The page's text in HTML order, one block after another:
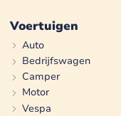
Voertuigen
Auto
Bedrijfswagen
Camper
Motor
Vespa